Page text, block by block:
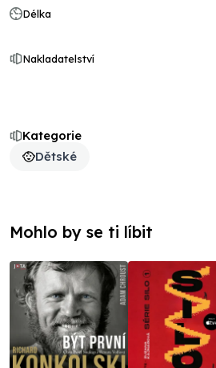
Kategorie
Dětské
Délka
Nakladatelství
Mohlo by se ti líbit